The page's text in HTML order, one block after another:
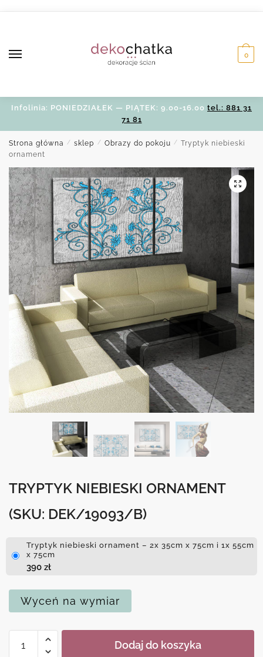
0
Infolinia: PONIEDZIAŁEK — PIĄTEK: 9.00-16.00 tel.: 881 31
71 81
Strona główna / sklep / Obrazy do pokoju / Tryptyk niebieski
ornament
TRYPTYK NIEBIESKI ORNAMENT
(SKU: DEK/19093/B)
Tryptyk niebieski ornament – 2x 35cm x 75cm i 1x 55cm
x 75cm
390 zł
Wyceń na wymiar
Tryptyk
Dodaj do koszyka